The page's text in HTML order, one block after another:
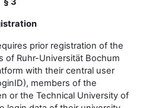
prior registration of the
of Ruhr-Universität Bochum
with their central user
members of the
or the Technical University of